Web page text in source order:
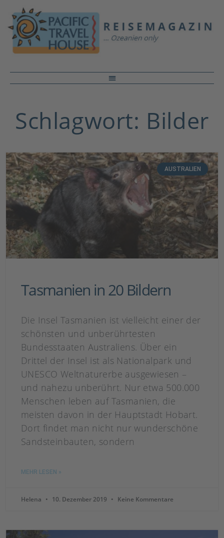
Schlagwort: Bilder
AUSTRALIEN
Tasmanien in 20 Bildern
Die Insel Tasmanien ist vielleicht einer der
schönsten und unberührtesten
Bundesstaaten Australiens. Über ein
Drittel der Insel ist als Nationalpark und
UNESCO Weltnaturerbe ausgewiesen –
und nahezu unberührt. Nur etwa 500.000
Menschen leben auf Tasmanien, die
meisten davon in der Hauptstadt Hobart.
Dort findet man nicht nur wunderschöne
Sandsteinbauten, sondern
MEHR LESEN »
Helena 10. Dezember 2019 Keine Kommentare